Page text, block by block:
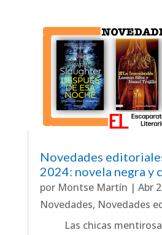
Novedades
2024: novela negra y
por Montse Martín | Abr
Novedades, Novedades
Las chicas